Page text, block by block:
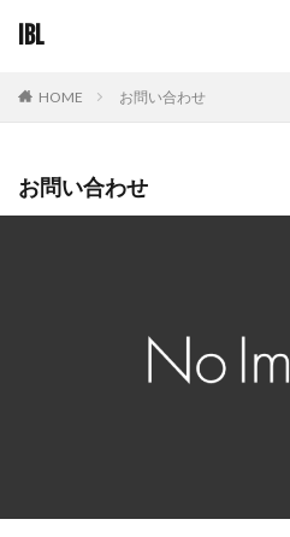
IBL
HOME お問い合わせ
お問い合わせ